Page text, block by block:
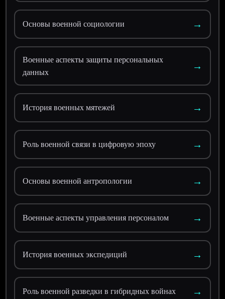
Основы военной социологии →
Военные аспекты защиты персональных
данных
→
История военных мятежей →
Роль военной связи в цифровую эпоху →
Основы военной антропологии →
Военные аспекты управления персоналом →
История военных экспедиций →
Роль военной разведки в гибридных войнах →